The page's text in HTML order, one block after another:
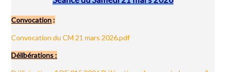
Convocation :
Convocation du CM 21 mars 2026.pdf
Délibérations :